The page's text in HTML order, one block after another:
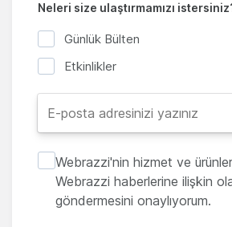
Neleri size ulaştırmamızı
Günlük Bülten
Etkinlikler
Webrazzi'nin hizmet ve
Webrazzi haberlerine ilişkin
göndermesini onaylıyorum.